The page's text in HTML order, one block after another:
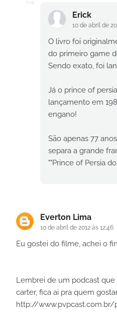
Erick
10 de abril de
O livro foi
do primeiro game
Sendo exato, foi
Já o prince of
lançamento em
engano!
São apenas 77
separa a grande
""Prince of Persia do
Everton Lima
10 de abril de 2012 às 12:46
Eu gostei do filme, achei o
Lembrei de um podcast que
carter, fica ai pra quem
http://